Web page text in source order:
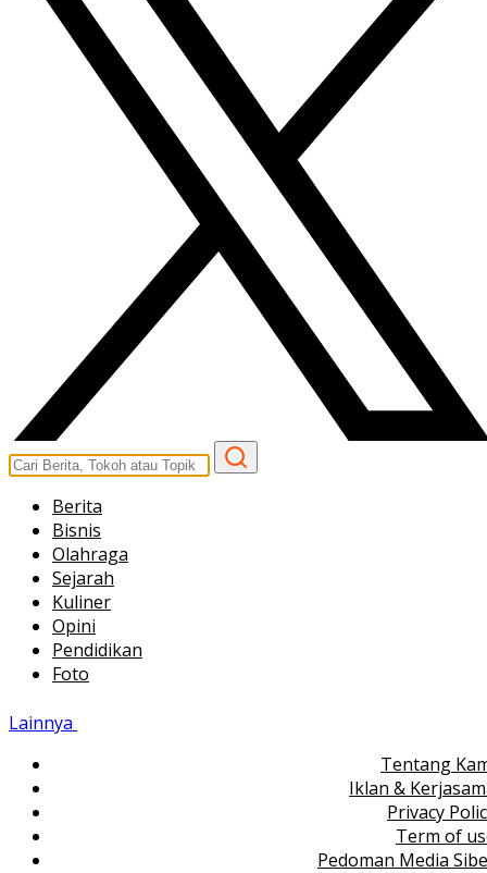
Berita
Bisnis
Olahraga
Sejarah
Kuliner
Opini
Pendidikan
Foto
Lainnya
Tentang
Iklan &
Privacy
Term of
Pedoman Media